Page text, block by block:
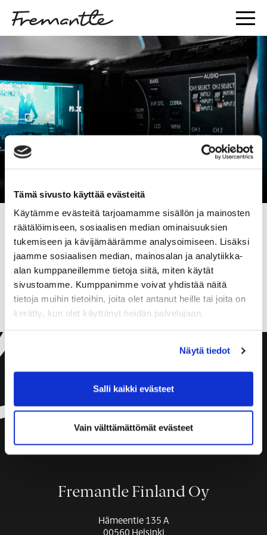
Tämä sivusto käyttää evästeitä
Käytämme evästeitä tarjoamamme sisällön ja mainosten
räätälöimiseen, sosiaalisen median ominaisuuksien
tukemiseen ja kävijämäärämme analysoimiseen. Lisäksi
jaamme sosiaalisen median, mainosalan ja analytiikka-
alan kumppaneillemme tietoja siitä, miten käytät
sivustoamme. Kumppanimme voivat yhdistää näitä
tietoja muihin tietoihin, joita olet antanut heille tai joita on
kerätty, kun olet käyttänyt heidän palvelujaan.
Näytä tiedot
Salli kaikki evästeet
Vain välttämättömät evästeet
Oletko hakemassa töitä tai harjoittelupaikkaa media-alalta?
Voit lähettää tietosi meille oheisella lomakkeella. Olemme
tarvittaessa yhteydessä sinuun.
Täytä työhakemus
Tietosuojaselosteet
Osallistujarekisteri Työnhakijarekisteri Työntekijärekisteri Evästeet
Fremantle Finland Oy
Hämeentie 135 A
00560 Helsinki